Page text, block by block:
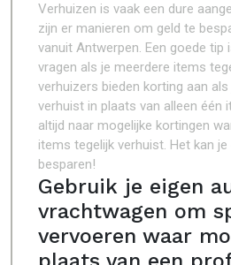
Verhuizen is vaak een dure
zijn er manieren om geld te
vanuit Antwerpen. Een goede tip
vragen als je meerdere items
verhuizers bieden korting aan
verhuist in plaats van alleen één
altijd naar mogelijke kortingen
items tegelijk verhuist. Het kan
besparen!
Gebruik je eigen
vrachtwagen om
vervoeren waar